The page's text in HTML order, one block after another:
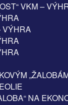
VKM –
VÝHRA
NA